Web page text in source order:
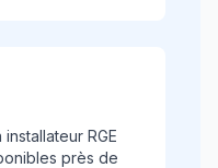
RGE
près de